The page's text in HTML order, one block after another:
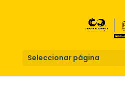
Seleccionar página